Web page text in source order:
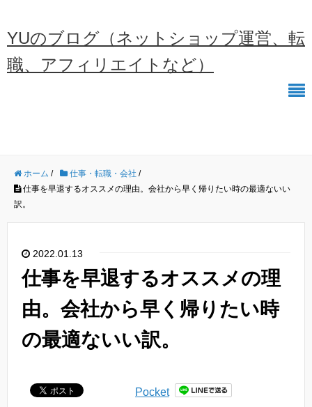
YUのブログ（ネットショップ運営、転
職、アフィリエイトなど）
ホーム / 仕事・転職・会社 /
仕事を早退するオススメの理由。会社から早く帰りたい時の最適ないい
訳。
2022.01.13
仕事を早退するオススメの理
由。会社から早く帰りたい時
の最適ないい訳。
Pocket